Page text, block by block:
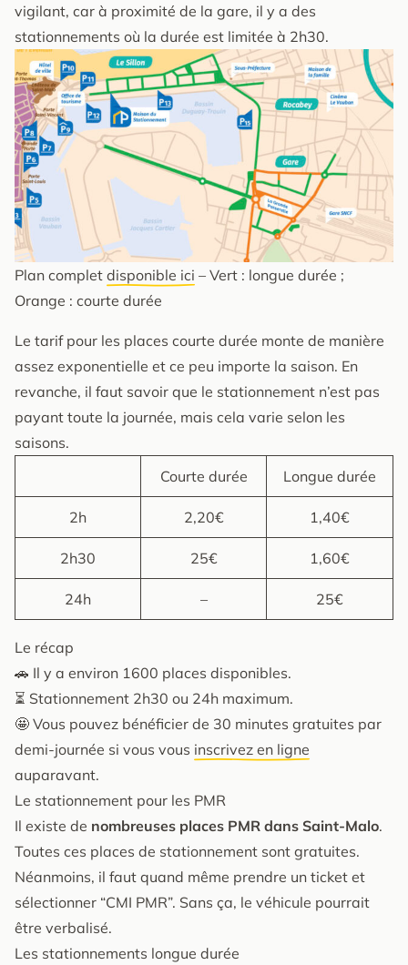
vigilant, car à proximité de la gare, il y a des
stationnements où la durée est limitée à 2h30.
Plan complet disponible ici – Vert : longue durée ;
Orange : courte durée
Le tarif pour les places courte durée monte de manière
assez exponentielle et ce peu importe la saison. En
revanche, il faut savoir que le stationnement n’est pas
payant toute la journée, mais cela varie selon les
saisons.
Courte durée
Longue durée
2h 2,20€ 1,40€
2h30 25€ 1,60€
24h – 25€
Le récap
🚗 Il y a environ 1600 places disponibles.
⏳ Stationnement 2h30 ou 24h maximum.
🤩 Vous pouvez bénéficier de 30 minutes gratuites par
demi-journée si vous vous inscrivez en ligne
auparavant.
Le stationnement pour les PMR
Il existe de nombreuses places PMR dans Saint-Malo.
Toutes ces places de stationnement sont gratuites.
Néanmoins, il faut quand même prendre un ticket et
sélectionner “CMI PMR”. Sans ça, le véhicule pourrait
être verbalisé.
Les stationnements longue durée